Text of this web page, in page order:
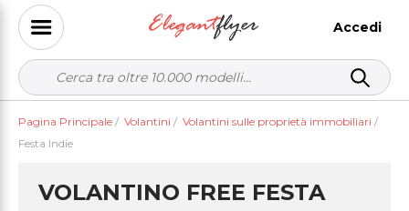
Accedi
Pagina Principale / Volantini / Volantini sulle proprietà immobiliari /
Festa Indie
VOLANTINO FREE FESTA